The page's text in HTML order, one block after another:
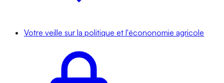
Votre veille sur la politique et l'écononomie agricole